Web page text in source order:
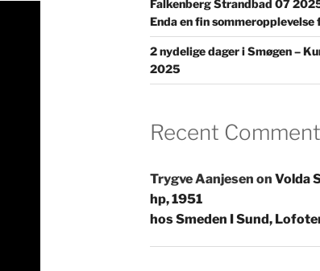
Falkenberg Strandbad 07
Enda en fin sommeropplevelse
2 nydelige dager i Smøgen –
2025
Recent
Trygve Aanjesen on Volda
hp, 1951
hos Smeden I Sund,